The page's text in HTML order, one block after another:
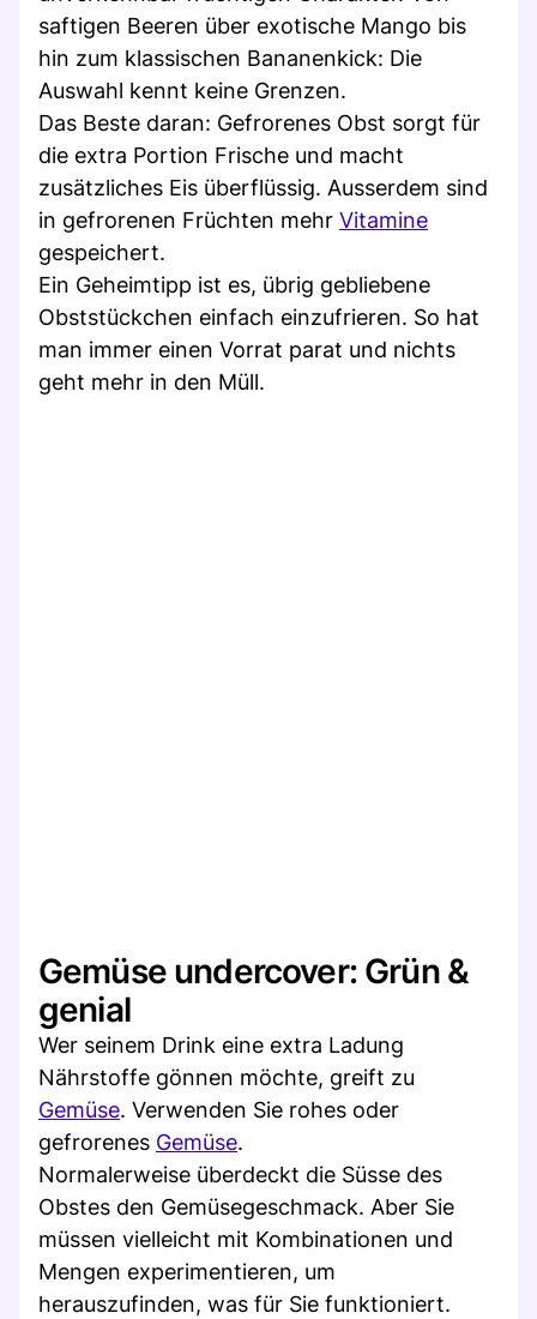
saftigen Beeren über exotische Mango bis
hin zum klassischen Bananenkick: Die
Auswahl kennt keine Grenzen.
Das Beste daran: Gefrorenes Obst sorgt für
die extra Portion Frische und macht
zusätzliches Eis überflüssig. Ausserdem sind
in gefrorenen Früchten mehr Vitamine
gespeichert.
Ein Geheimtipp ist es, übrig gebliebene
Obststückchen einfach einzufrieren. So hat
man immer einen Vorrat parat und nichts
geht mehr in den Müll.
Gemüse undercover: Grün &
genial
Wer seinem Drink eine extra Ladung
Nährstoffe gönnen möchte, greift zu
Gemüse. Verwenden Sie rohes oder
gefrorenes Gemüse.
Normalerweise überdeckt die Süsse des
Obstes den Gemüsegeschmack. Aber Sie
müssen vielleicht mit Kombinationen und
Mengen experimentieren, um
herauszufinden, was für Sie funktioniert.